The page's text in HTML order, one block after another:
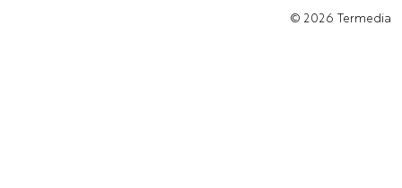
© 2026 Termedia